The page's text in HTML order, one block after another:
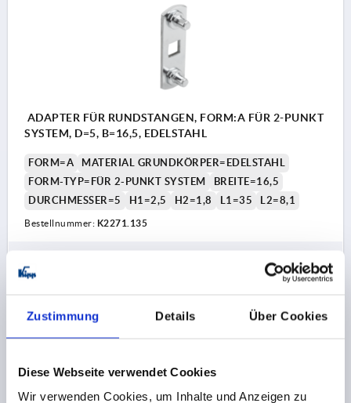
Zustimmung Details Über Cookies
Diese Webseite verwendet Cookies
Wir verwenden Cookies, um Inhalte und Anzeigen zu
ADAPTER FÜR RUNDSTANGEN, FORM:A FÜR 2-PUNKT
SYSTEM, D=5, B=16,5, EDELSTAHL
FORM=A
MATERIAL GRUNDKÖRPER=EDELSTAHL
FORM-TYP=FÜR 2-PUNKT SYSTEM
BREITE=16,5
DURCHMESSER=5
H1=2,5 H2=1,8 L1=35 L2=8,1
Bestellnummer: K2271.135
2,62 €
zzgl. MwSt.
DETAILS